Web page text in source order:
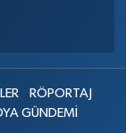
RÖPORTAJ
GÜNDEMİ